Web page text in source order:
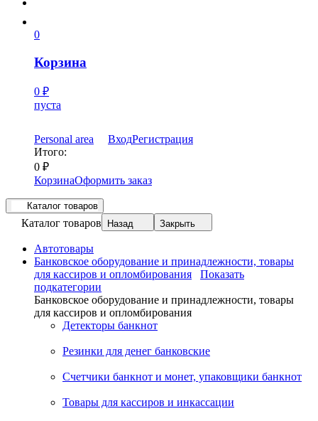
0
Корзина
0 ₽
пуста
Personal area ВходРегистрация
Итого:
0 ₽
КорзинаОформить заказ
Каталог товаров
Каталог товаров Назад Закрыть
Автотовары
Банковское оборудование и принадлежности, товары
для кассиров и опломбирования
Показать
подкатегории
Банковское оборудование и принадлежности, товары
для кассиров и опломбирования
Детекторы банкнот
Резинки для денег банковские
Счетчики банкнот и монет, упаковщики банкнот
Товары для кассиров и инкассации